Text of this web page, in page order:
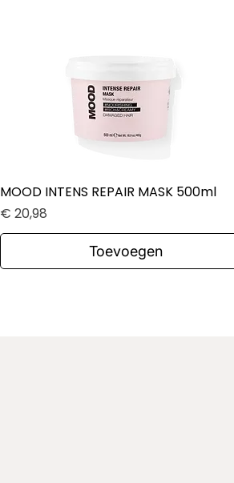
Snel overzicht
MOOD INTENS REPAIR MASK 500ml
Prijs
€ 20,98
Toevoegen